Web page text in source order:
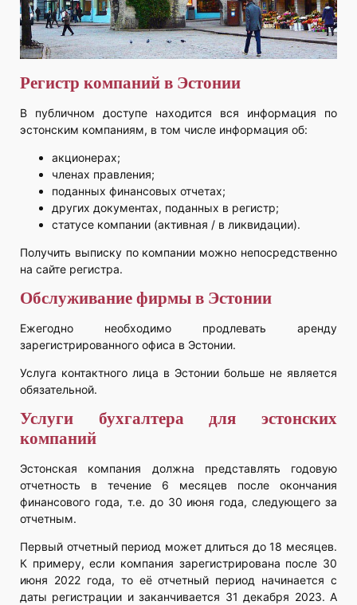
Регистр компаний в Эстонии
В публичном доступе находится вся информация по
эстонским компаниям, в том числе информация об:
акционерах;
членах правления;
поданных финансовых отчетах;
других документах, поданных в регистр;
статусе компании (активная / в ликвидации).
Получить выписку по компании можно непосредственно
на сайте регистра.
Обслуживание фирмы в Эстонии
Ежегодно необходимо продлевать аренду
зарегистрированного офиса в Эстонии.
Услуга контактного лица в Эстонии больше не является
обязательной.
Услуги бухгалтера для эстонских
компаний
Эстонская компания должна представлять годовую
отчетность в течение 6 месяцев после окончания
финансового года, т.е. до 30 июня года, следующего за
отчетным.
Первый отчетный период может длиться до 18 месяцев.
К примеру, если компания зарегистрирована после 30
июня 2022 года, то её отчетный период начинается с
даты регистрации и заканчивается 31 декабря 2023. А